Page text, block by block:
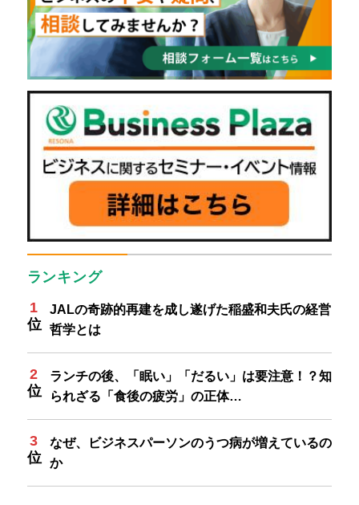
ランキング
JALの奇跡的再建を成し遂げた稲盛和夫氏の経営
哲学とは
ランチの後、「眠い」「だるい」は要注意！？知
られざる「食後の疲労」の正体…
なぜ、ビジネスパーソンのうつ病が増えているの
か